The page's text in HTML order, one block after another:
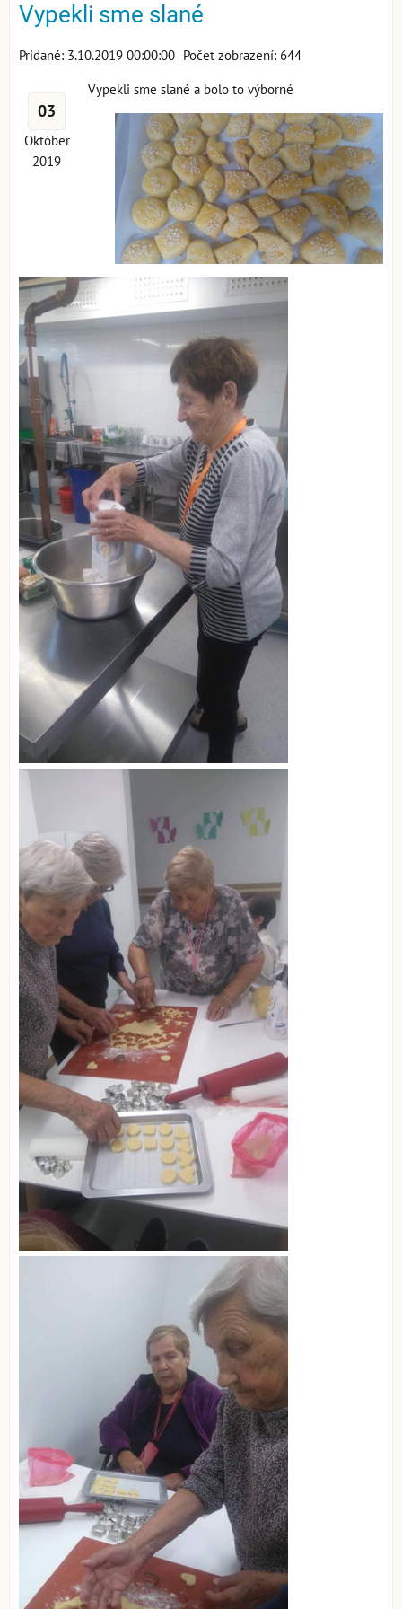
Vypekli sme slané
Pridané: 3.10.2019 00:00:00 Počet zobrazení: 644
03
Október
2019
Vypekli sme slané a bolo to výborné